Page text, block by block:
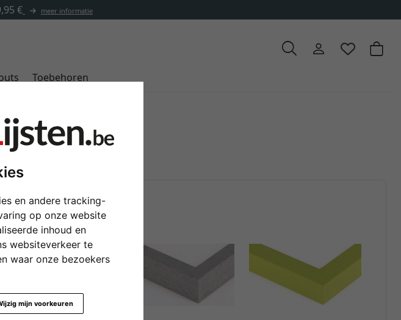
en andere tracking-
op onze website
inhoud en
websiteverkeer te
waar onze bezoekers
mijn voorkeuren
uit te kiezen
Toebehoren
24x30 cm